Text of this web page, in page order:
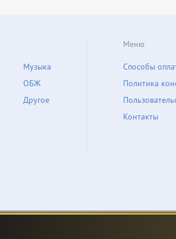
Музыка
ОБЖ
Другое
Меню
Способы
Политика
Контакты